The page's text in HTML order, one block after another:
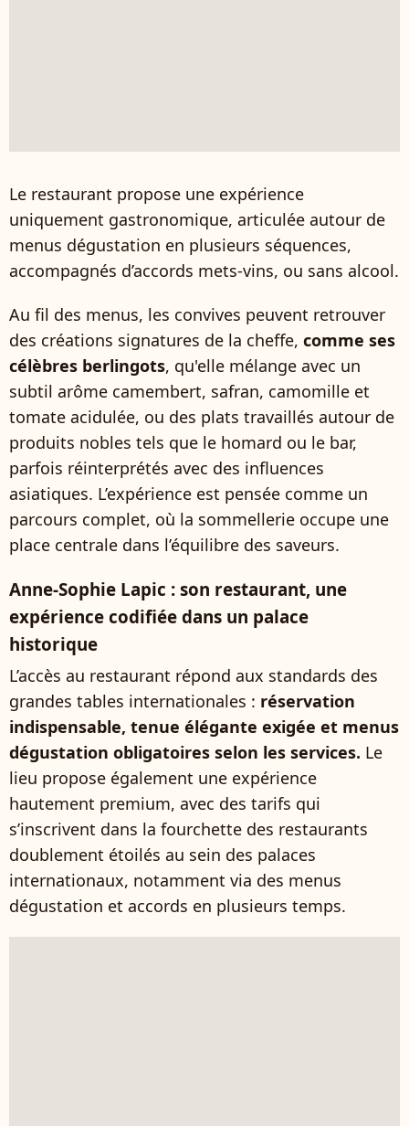
Le restaurant propose une expérience
uniquement gastronomique, articulée autour de
menus dégustation en plusieurs séquences,
accompagnés d’accords mets-vins, ou sans alcool.
Au fil des menus, les convives peuvent retrouver
des créations signatures de la cheffe, comme ses
célèbres berlingots, qu'elle mélange avec un
subtil arôme camembert, safran, camomille et
tomate acidulée, ou des plats travaillés autour de
produits nobles tels que le homard ou le bar,
parfois réinterprétés avec des influences
asiatiques. L’expérience est pensée comme un
parcours complet, où la sommellerie occupe une
place centrale dans l’équilibre des saveurs.
Anne-Sophie Lapic : son restaurant, une
expérience codifiée dans un palace
historique
L’accès au restaurant répond aux standards des
grandes tables internationales : réservation
indispensable, tenue élégante exigée et menus
dégustation obligatoires selon les services. Le
lieu propose également une expérience
hautement premium, avec des tarifs qui
s’inscrivent dans la fourchette des restaurants
doublement étoilés au sein des palaces
internationaux, notamment via des menus
dégustation et accords en plusieurs temps.